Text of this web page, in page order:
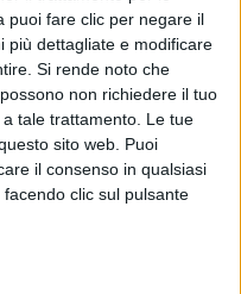
puoi fare clic per negare il
più dettagliate e modificare
Si rende noto che
non richiedere il tuo
tale trattamento. Le tue
sito web. Puoi
il consenso in qualsiasi
clic sul pulsante
episodio